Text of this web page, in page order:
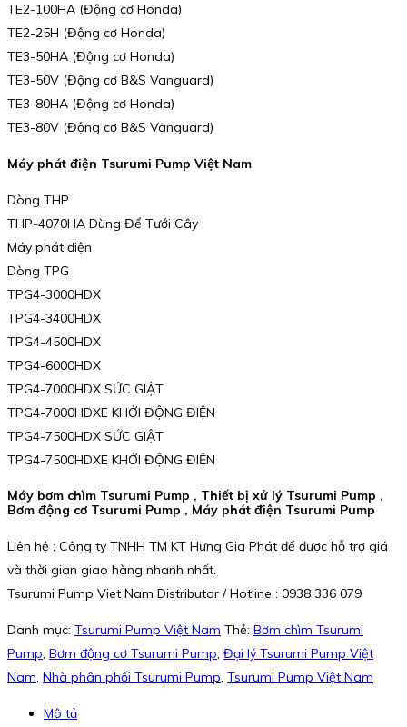
TE2-100HA (Động cơ Honda)
TE2-25H (Động cơ Honda)
TE3-50HA (Động cơ Honda)
TE3-50V (Động cơ B&S Vanguard)
TE3-80HA (Động cơ Honda)
TE3-80V (Động cơ B&S Vanguard)
Máy phát điện Tsurumi Pump Việt Nam
Dòng THP
THP-4070HA Dùng Để Tưới Cây
Máy phát điện
Dòng TPG
TPG4-3000HDX
TPG4-3400HDX
TPG4-4500HDX
TPG4-6000HDX
TPG4-7000HDX SỨC GIẬT
TPG4-7000HDXE KHỞI ĐỘNG ĐIỆN
TPG4-7500HDX SỨC GIẬT
TPG4-7500HDXE KHỞI ĐỘNG ĐIỆN
Máy bơm chìm Tsurumi Pump , Thiết bị xử lý Tsurumi Pump ,
Bơm động cơ Tsurumi Pump , Máy phát điện Tsurumi Pump
Liên hệ : Công ty TNHH TM KT Hưng Gia Phát để được hỗ trợ giá
và thời gian giao hàng nhanh nhất.
Tsurumi Pump Viet Nam Distributor / Hotline : 0938 336 079
Danh mục: Tsurumi Pump Việt Nam Thẻ: Bơm chìm Tsurumi
Pump, Bơm động cơ Tsurumi Pump, Đại lý Tsurumi Pump Việt
Nam, Nhà phân phối Tsurumi Pump, Tsurumi Pump Việt Nam
Mô tả